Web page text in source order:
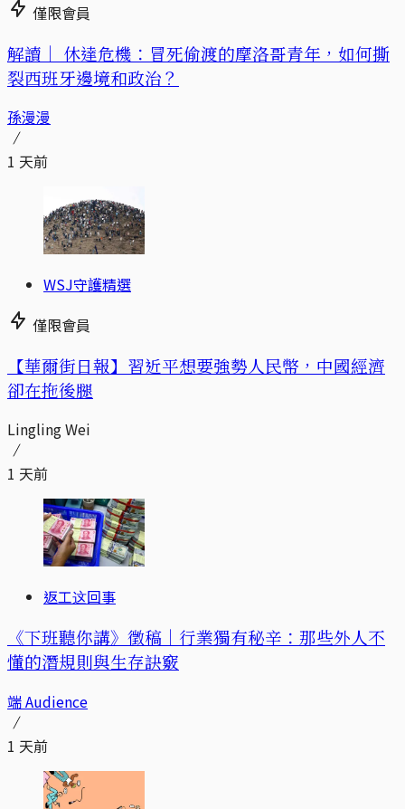
僅限會員
解讀｜ 休達危機：冒死偷渡的摩洛哥青年，如何撕
裂西班牙邊境和政治？
孫漫漫
1 天前
WSJ守護精選
僅限會員
【華爾街日報】習近平想要強勢人民幣，中國經濟
卻在拖後腿
Lingling Wei
1 天前
返工这回事
《下班聽你講》徵稿｜行業獨有秘辛：那些外人不
懂的潛規則與生存訣竅
端 Audience
1 天前